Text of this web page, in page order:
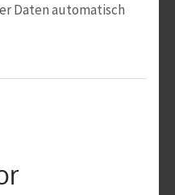
Daten automatisch